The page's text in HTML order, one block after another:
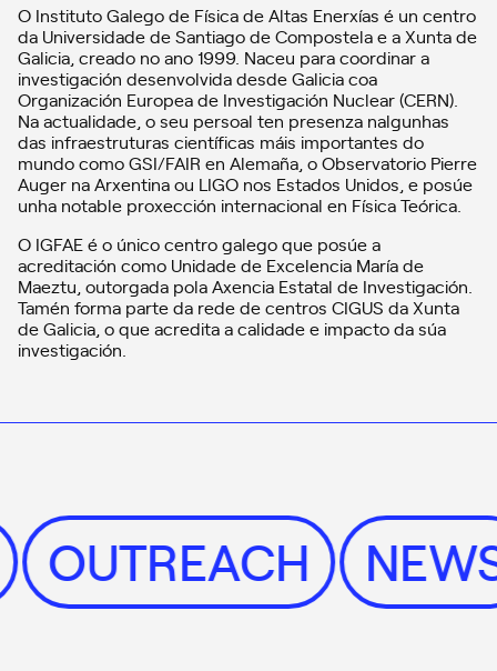
O Instituto Galego de Física de Altas Enerxías é un centro
da Universidade de Santiago de Compostela e a Xunta de
Galicia, creado no ano 1999. Naceu para coordinar a
investigación desenvolvida desde Galicia coa
Organización Europea de Investigación Nuclear (CERN).
Na actualidade, o seu persoal ten presenza nalgunhas
das infraestruturas científicas máis importantes do
mundo como GSI/FAIR en Alemaña, o Observatorio Pierre
Auger na Arxentina ou LIGO nos Estados Unidos, e posúe
unha notable proxección internacional en Física Teórica.
O IGFAE é o único centro galego que posúe a
acreditación como Unidade de Excelencia María de
Maeztu, outorgada pola Axencia Estatal de Investigación.
Tamén forma parte da rede de centros CIGUS da Xunta
de Galicia, o que acredita a calidade e impacto da súa
investigación.
OUTREACH